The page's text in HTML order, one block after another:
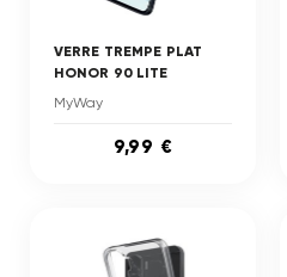
VERRE TREMPE PLAT
HONOR 90 LITE
MyWay
9,99 €